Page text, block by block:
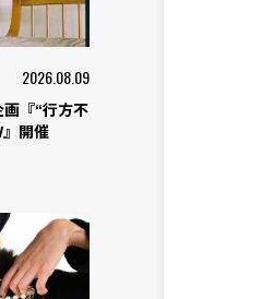
2026.08.09
『“行方不
開催